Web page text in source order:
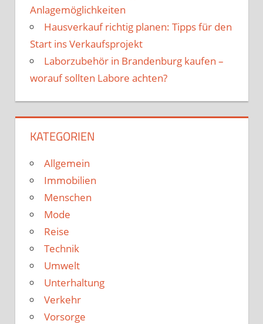
Anlagemöglichkeiten
Hausverkauf richtig planen: Tipps für den
Start ins Verkaufsprojekt
Laborzubehör in Brandenburg kaufen –
worauf sollten Labore achten?
KATEGORIEN
Allgemein
Immobilien
Menschen
Mode
Reise
Technik
Umwelt
Unterhaltung
Verkehr
Vorsorge